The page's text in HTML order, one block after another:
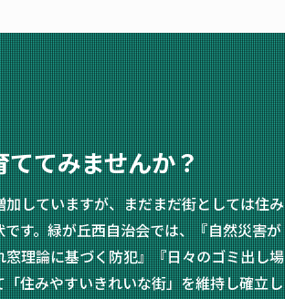
てみませんか？
していますが、まだまだ街としては住み
す。緑が丘西自治会では、『自然災害が
理論に基づく防犯』『日々のゴミ出し場
住みやすいきれいな街」を維持し確立し